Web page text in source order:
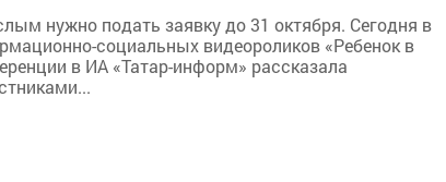
нужно подать заявку до 31 октября. Сегодня в
социальных видеороликов «Ребенок в
в ИА «Татар-информ» рассказала